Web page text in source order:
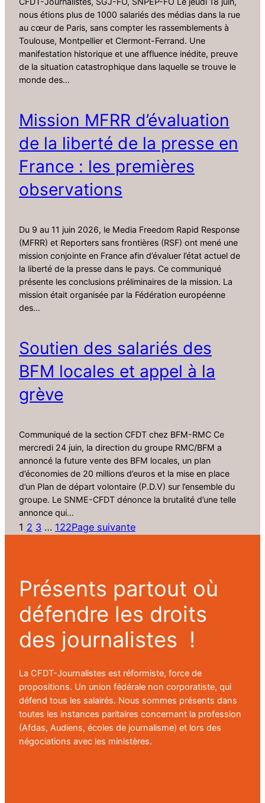
nous étions plus de 1000 salariés des médias dans la rue
au cœur de Paris, sans compter les rassemblements à
Toulouse, Montpellier et Clermont-Ferrand. Une
manifestation historique et une affluence inédite, preuve
de la situation catastrophique dans laquelle se trouve le
monde des…
Mission MFRR d’évaluation
de la liberté de la presse en
France : les premières
observations
Du 9 au 11 juin 2026, le Media Freedom Rapid Response
(MFRR) et Reporters sans frontières (RSF) ont mené une
mission conjointe en France afin d’évaluer l’état actuel de
la liberté de la presse dans le pays. Ce communiqué
présente les conclusions préliminaires de la mission. La
mission était organisée par la Fédération européenne
des…
Soutien des salariés des
BFM locales et appel à la
grève
Communiqué de la section CFDT chez BFM-RMC Ce
mercredi 24 juin, la direction du groupe RMC/BFM a
annoncé la future vente des BFM locales, un plan
d’économies de 20 millions d’euros et la mise en place
d’un Plan de départ volontaire (P.D.V) sur l’ensemble du
groupe. Le SNME-CFDT dénonce la brutalité d’une telle
annonce qui…
1 2 3 … 122Page suivante
Présents partout où
défendre les droits
des journalistes !
La CFDT-Journalistes est réformiste, force de
propositions. Un union fédérale non corporatiste, qui
défend tous les salairés. Nous sommes présents dans
toutes les instances paritaires concernant la profession
(Afdas, Audiens, écoles de journalisme) et lors des
négociations avec les ministères.